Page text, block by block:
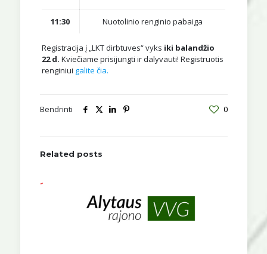
11:30 Nuotolinio renginio pabaiga
Registracija į „LKT dirbtuves“ vyks iki balandžio
22 d. Kviečiame prisijungti ir dalyvauti! Registruotis
renginiui galite čia.
Bendrinti 0
Related posts